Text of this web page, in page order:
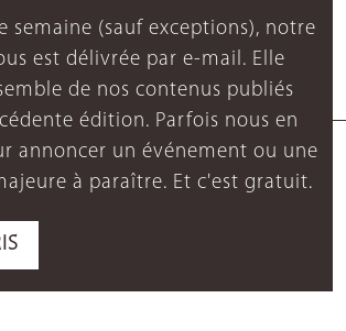
semaine (sauf exceptions), notre
est délivrée par e-mail. Elle
de nos contenus publiés
édition. Parfois nous en
annoncer un événement ou une
à paraître. Et c'est gratuit.